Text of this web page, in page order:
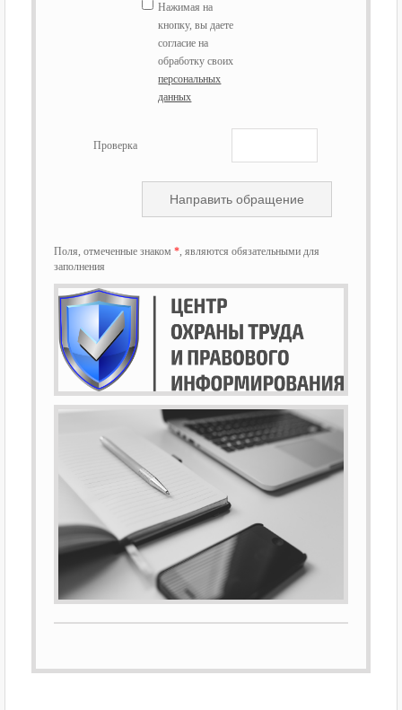
Нажимая на
кнопку, вы даете
согласие на
обработку своих
персональных
данных
Проверка
Поля, отмеченные знаком *, являются обязательными для
заполнения